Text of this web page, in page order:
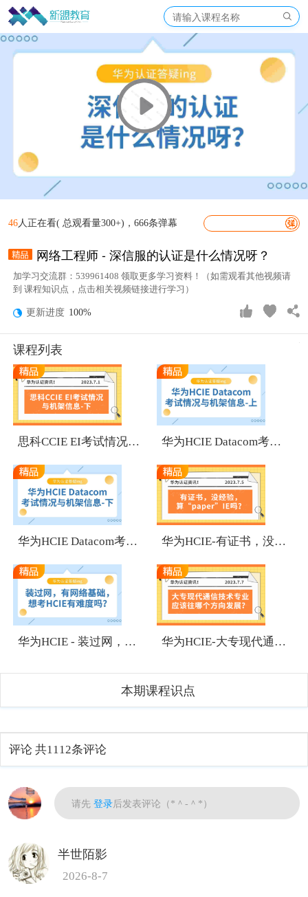
46人正在看( 总观看量300+)，666条弹幕
网络工程师 - 深信服的认证是什么情况呀？
加学习交流群：539961408 领取更多学习资料！（如需观看其他视频请
到 课程知识点，点击相关视频链接进行学习）
更新进度 100%
课程列表
思科CCIE EI考试情况与机架信息-下 华为HCIE Datacom考试情况与机架信息-上
华为HCIE Datacom考试情况与机架信息-下 华为HCIE-有证书，没经验，算“paper”IE吗？
华为HCIE - 装过网，有网络基础，想考HCIE有难度吗？ 华为HCIE-大专现代通信技术专业应该往哪个方向发展？
本期课程识点
评论 共1112条评论
请先登录后发表评论（*＾-＾*）
半世陌影
2026-8-7